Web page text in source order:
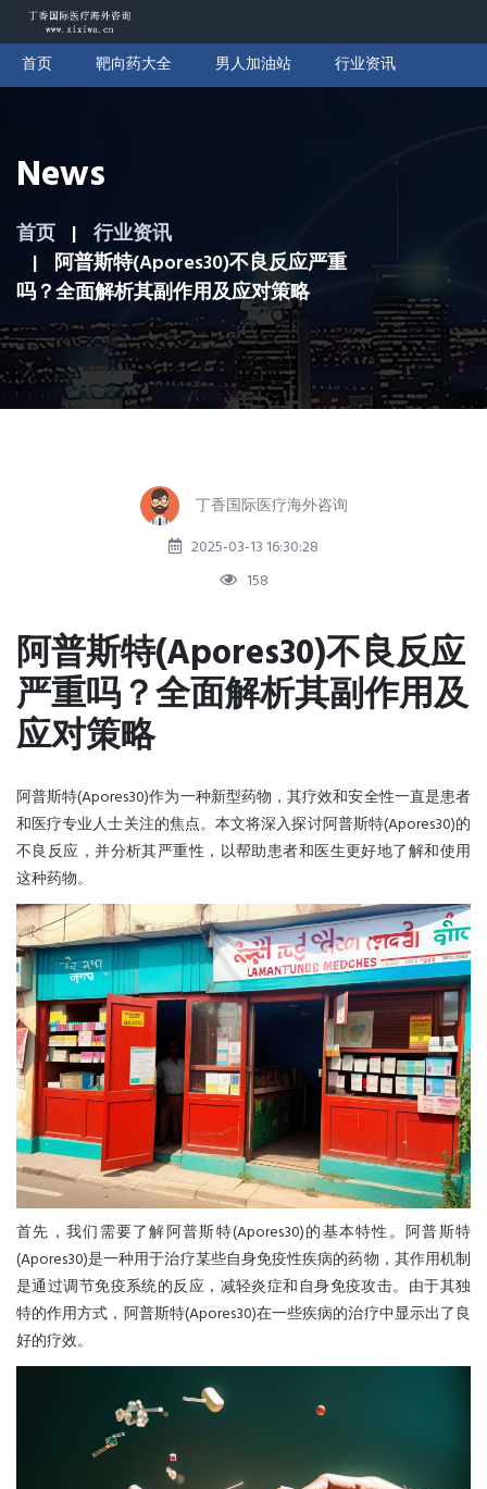
首页 靶向药大全 男人加油站 行业资讯
News
首页
行业资讯
阿普斯特(Apores30)不良反应严重
吗？全面解析其副作用及应对策略
丁香国际医疗海外咨询
2025-03-13 16:30:28
158
阿普斯特(Apores30)不良反应
严重吗？全面解析其副作用及
应对策略
阿普斯特(Apores30)作为一种新型药物，其疗效和安全性一直是患者
和医疗专业人士关注的焦点。本文将深入探讨阿普斯特(Apores30)的
不良反应，并分析其严重性，以帮助患者和医生更好地了解和使用
这种药物。
首先，我们需要了解阿普斯特(Apores30)的基本特性。阿普斯特
(Apores30)是一种用于治疗某些自身免疫性疾病的药物，其作用机制
是通过调节免疫系统的反应，减轻炎症和自身免疫攻击。由于其独
特的作用方式，阿普斯特(Apores30)在一些疾病的治疗中显示出了良
好的疗效。